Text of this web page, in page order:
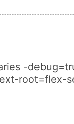
-
root=flex-